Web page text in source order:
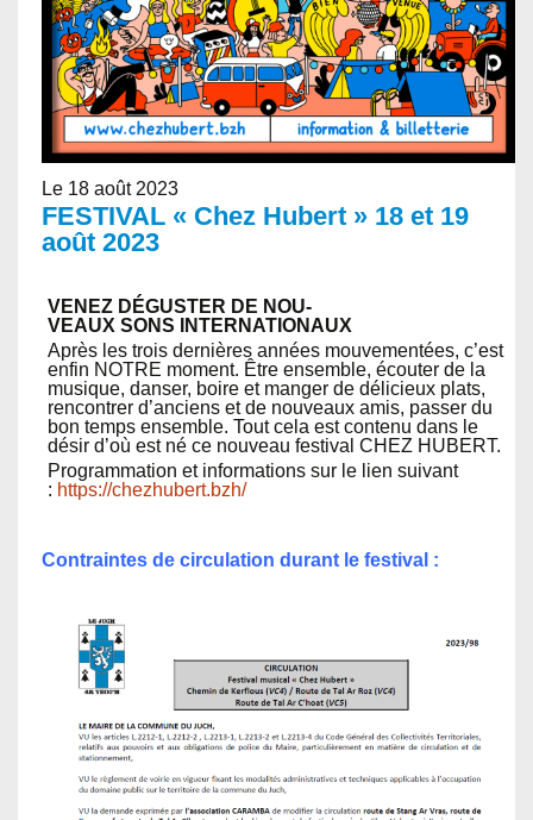
Le 18 août 2023
FESTIVAL « Chez Hubert » 18 et 19
août 2023
VENEZ DÉGUSTER DE NOU­
VEAUX SONS
INTERNATIONAUX
Après les trois dernières années mou­ve­men­tées, c’est
enfin NOTRE moment. Être ensem­ble, écouter de la
musique, danser, boire et manger de déli­cieux plats,
ren­con­tr­er d’an­ciens et de nou­veaux amis, pass­er du
bon temps ensem­ble. Tout cela est con­tenu dans le
désir d’où est né ce nou­veau fes­ti­val CHEZ HUBERT.
Programmation et informations sur le lien suivant
: https://chezhubert.bzh/
Contraintes de circulation durant le festival :